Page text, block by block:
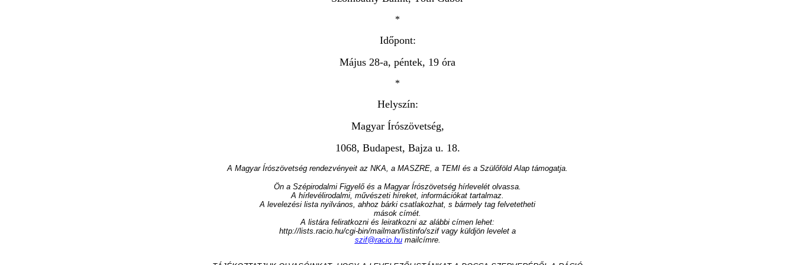
*
Időpont:
Május 28-a, péntek, 19 óra
*
Helyszín:
Magyar Írószövetség,
1068, Budapest, Bajza u. 18.
A Magyar Írószövetség rendezvényeit az NKA, a MASZRE, a TEMI és a Szülőföld Alap támogatja.
Ön a Szépirodalmi Figyelő és a Magyar Írószövetség hírlevelét olvassa.
A hírlevélirodalmi, művészeti híreket, információkat tartalmaz.
A levelezési lista nyilvános, ahhoz bárki csatlakozhat, s bármely tag felvetetheti
mások címét.
A listára feliratkozni és leiratkozni az alábbi címen lehet:
http://lists.racio.hu/cgi-bin/mailman/listinfo/szif vagy küldjön levelet a
szif@racio.hu mailcímre.